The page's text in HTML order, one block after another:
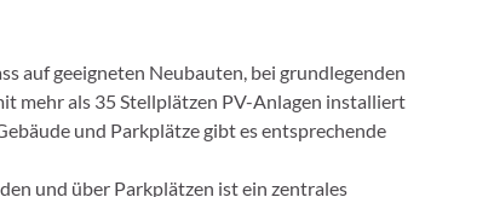
auf geeigneten Neubauten, bei grundlegenden
mehr als 35 Stellplätzen PV-Anlagen installiert
und Parkplätze gibt es entsprechende
und über Parkplätzen ist ein zentrales